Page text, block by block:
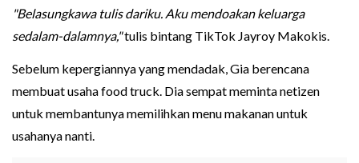
"Belasungkawa tulis dariku. Aku mendoakan keluarga
sedalam-dalamnya,"tulis bintang TikTok Jayroy Makokis.
Sebelum kepergiannya yang mendadak, Gia berencana
membuat usaha food truck. Dia sempat meminta netizen
untuk membantunya memilihkan menu makanan untuk
usahanya nanti.